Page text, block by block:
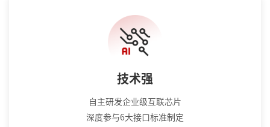
技术强
自主研发企业级互联芯片
深度参与6大接口标准制定